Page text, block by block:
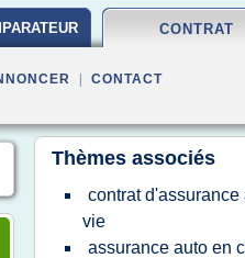
CONTRAT
CONTACT
Thèmes associés
contrat d'assurance
vie
assurance auto en